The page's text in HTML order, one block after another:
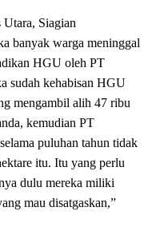
Siagian
banyak warga meninggal
HGU oleh PT
sudah kehabisan HGU
mengambil alih 47 ribu
kemudian PT
puluhan tahun tidak
itu. Itu yang perlu
dulu mereka miliki
mau disatgaskan,”